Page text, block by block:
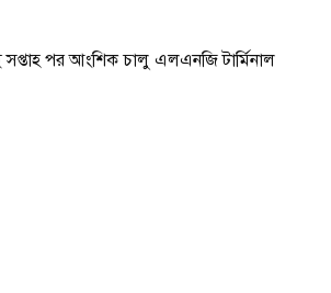
সপ্তাহ পর আংশিক চালু এলএনজি টার্মিনাল